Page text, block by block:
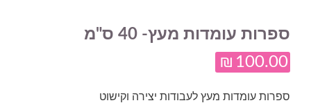
ספרות עומדות מעץ- 40 ס"מ
₪ 100.00
ספרות עומדות מעץ לעבודות יצירה וקישוט